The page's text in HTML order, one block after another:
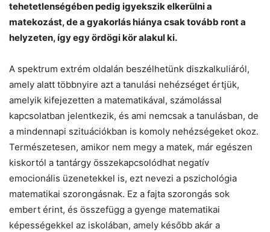
tehetetlenségében pedig igyekszik elkerülni a
matekozást, de a gyakorlás hiánya csak tovább ront a
helyzeten, így egy ördögi kör alakul ki.
A spektrum extrém oldalán beszélhetünk diszkalkuliáról,
amely alatt többnyire azt a tanulási nehézséget értjük,
amelyik kifejezetten a matematikával, számolással
kapcsolatban jelentkezik, és ami nemcsak a tanulásban, de
a mindennapi szituációkban is komoly nehézségeket okoz.
Természetesen, amikor nem megy a matek, már egészen
kiskortól a tantárgy összekapcsolódhat negatív
emocionális üzenetekkel is, ezt nevezi a pszichológia
matematikai szorongásnak. Ez a fajta szorongás sok
embert érint, és összefügg a gyenge matematikai
képességekkel az iskolában, amely később akár a